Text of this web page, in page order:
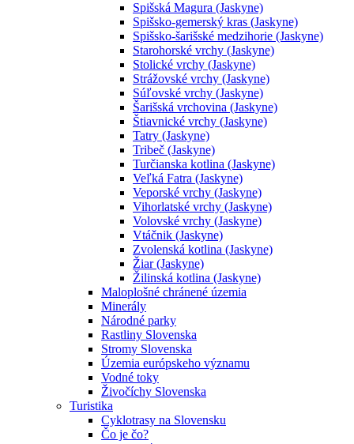
Spišská Magura (Jaskyne)
Spišsko-gemerský kras (Jaskyne)
Spišsko-šarišské medzihorie (Jaskyne)
Starohorské vrchy (Jaskyne)
Stolické vrchy (Jaskyne)
Strážovské vrchy (Jaskyne)
Súľovské vrchy (Jaskyne)
Šarišská vrchovina (Jaskyne)
Štiavnické vrchy (Jaskyne)
Tatry (Jaskyne)
Tribeč (Jaskyne)
Turčianska kotlina (Jaskyne)
Veľká Fatra (Jaskyne)
Veporské vrchy (Jaskyne)
Vihorlatské vrchy (Jaskyne)
Volovské vrchy (Jaskyne)
Vtáčnik (Jaskyne)
Zvolenská kotlina (Jaskyne)
Žiar (Jaskyne)
Žilinská kotlina (Jaskyne)
Maloplošné chránené územia
Minerály
Národné parky
Rastliny Slovenska
Stromy Slovenska
Územia európskeho významu
Vodné toky
Živočíchy Slovenska
Turistika
Cyklotrasy na Slovensku
Čo je čo?